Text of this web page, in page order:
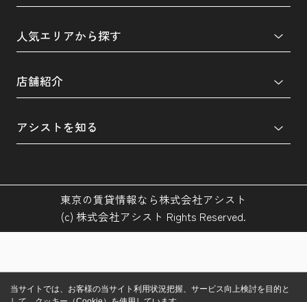
人気エリアから探す
店舗紹介
アシストを知る
東京の賃貸情報なら株式会社アシスト
(c) 株式会社アシスト Rights Reserved.
当サイトでは、お客様の当サイト利用状況把握、サービス向上検討を目的と